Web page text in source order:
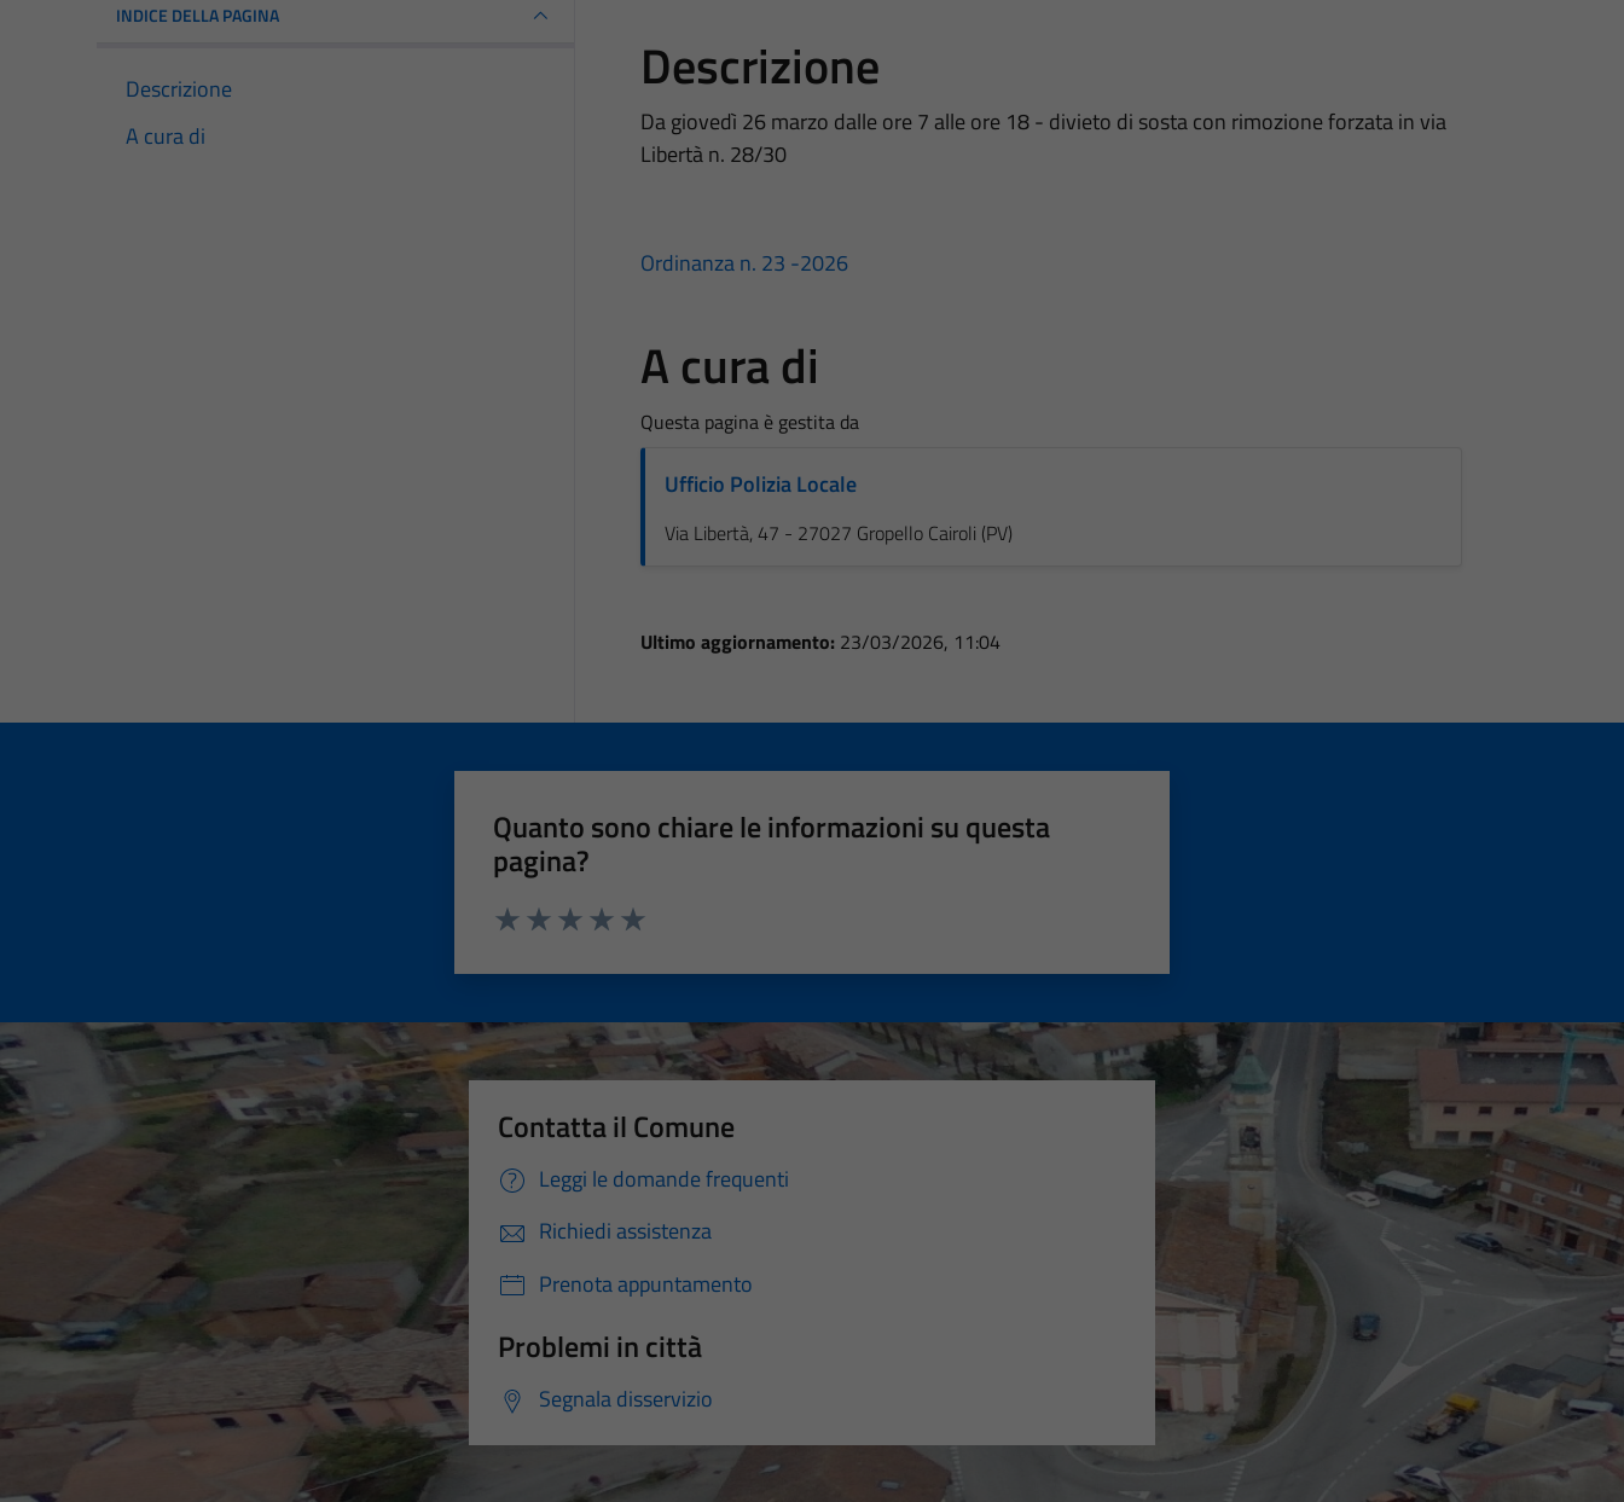
INDICE DELLA PAGINA
Descrizione
A cura di
Descrizione
Da giovedì 26 marzo dalle ore 7 alle ore 18 - divieto di sosta con rimozione forzata in via
Libertà n. 28/30
Ordinanza n. 23 -2026
A cura di
Questa pagina è gestita da
Ufficio Polizia Locale
Via Libertà, 47 - 27027 Gropello Cairoli (PV)
Ultimo aggiornamento: 23/03/2026, 11:04
Quanto sono chiare le informazioni su questa
pagina?
Contatta il Comune
Leggi le domande frequenti
Richiedi assistenza
Prenota appuntamento
Problemi in città
Segnala disservizio